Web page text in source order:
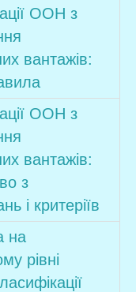
ООН з
вантажів:
ООН з
вантажів:
з
і критеріїв
на
рівні